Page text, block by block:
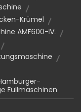
Krümel
AMF600-IV.
Füllmaschinen